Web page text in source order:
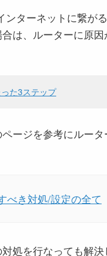
ターネットに繋が
は、ルーターに原
た3ステップ
ージを参考にルー
べき対処/設定の全て
処を行なっても解